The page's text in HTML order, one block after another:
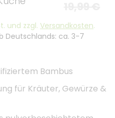
und zzgl. Versandkosten.
Deutschlands: ca. 3-7
Bambus
für Kräuter, Gewürze &